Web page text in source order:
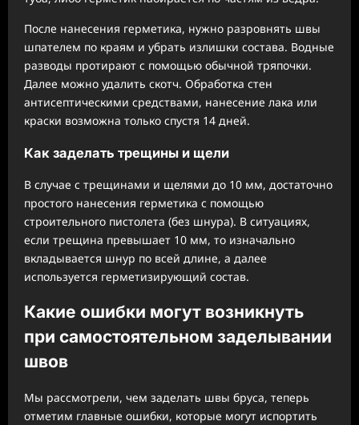
После нанесения герметика, нужно разровнять швы
шпателем по краям и убрать излишки состава. Водные
разводы протирают с помощью обычной тряпочки.
Далее можно удалить скотч. Обработка стен
антисептическими средствами, нанесение лака или
краски возможна только спустя 14 дней.
Как заделать трещины и щели
В случае с трещинами и щелями до 10 мм, достаточно
простого нанесения герметика с помощью
строительного пистолета (без шнура). В ситуациях,
если трещина превышает 10 мм, то изначально
вкладывается шнур по всей длине, а далее
используется герметизирующий состав.
Какие ошибки могут возникнуть
при самостоятельном заделывании
швов
Мы рассмотрели, чем заделать швы бруса, теперь
отметим главные ошибки, которые могут испортить